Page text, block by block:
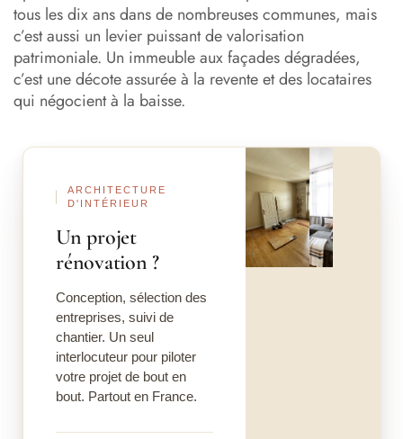
d’immeuble par nombre d’étages
Ravalement et investissement en immeuble de rapport :
comment intégrer ce coût dans votre stratégie
Copropriétaires : comment se répartit le coût et comment
Comment obtenir le meilleur prix pour votre ravalement
de façade d’immeuble
Les erreurs à éviter quand on budgétise un ravalement
Conclusion : le ravalement, un investissement stratégique
tous les dix ans dans de nombreuses communes, mais
c’est aussi un levier puissant de valorisation
patrimoniale. Un immeuble aux façades dégradées,
c’est une décote assurée à la revente et des locataires
qui négocient à la baisse.
ARCHITECTURE
D'INTÉRIEUR
Un projet
rénovation ?
Conception, sélection des
entreprises, suivi de
chantier. Un seul
interlocuteur pour piloter
votre projet de bout en
bout. Partout en France.
Après